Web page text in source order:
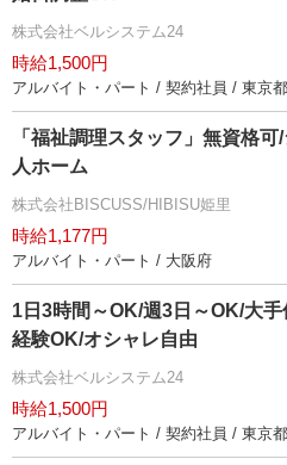
株式会社ベルシステム24
時給1,500円
アルバイト・パート / 契約社員 / 東京都
「福祉調理スタッフ」無資格
人ホーム
株式会社BISCUSS/HIBISU姫里
時給1,177円
アルバイト・パート / 大阪府
1日3時間～OK/週3日～OK/大
経験OK/オシャレ自由
株式会社ベルシステム24
時給1,500円
アルバイト・パート / 契約社員 / 東京都